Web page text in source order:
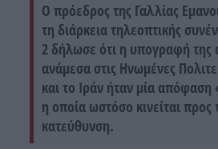
Ο πρόεδρος της Γαλλίας
τη διάρκεια τηλεοπτικής
2 δήλωσε ότι η υπογραφή της
ανάμεσα στις Ηνωμένες
και το Ιράν ήταν μία
η οποία ωστόσο κινείται
κατεύθυνση.